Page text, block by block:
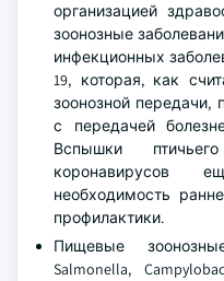
организацией
зоонозные
инфекционных
19, которая, как
зоонозной передачи,
с передачей
Вспышки
коронавирусов
необходимость
профилактики.
Пищевые
Salmonella,